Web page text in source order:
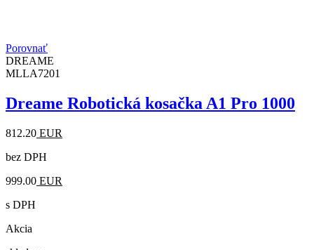
Porovnať
DREAME
MLLA7201
Dreame Robotická kosačka A1 Pro 1000
812.20 EUR
bez DPH
999.00 EUR
s DPH
Akcia